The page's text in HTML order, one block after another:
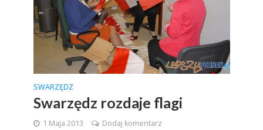
SWARZĘDZ
Swarzędz rozdaje flagi
1 Maja 2013 Dodaj komentarz